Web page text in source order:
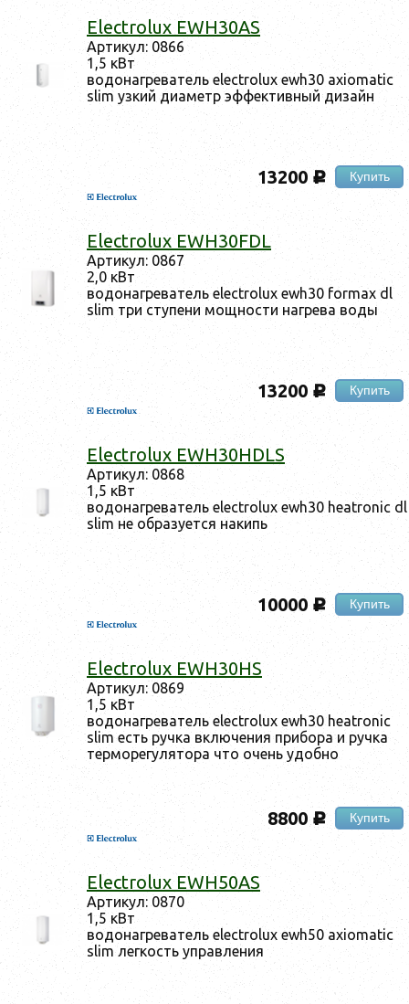
Electrolux EWH30AS
Ар­ти­кул: 0866
1,5 кВт
во­донаг­ре­ватель electrolux ewh30 axiomatic
slim уз­кий ди­аметр эф­фектив­ный ди­зайн
13200 c Купить
Electrolux EWH30FDL
Ар­ти­кул: 0867
2,0 кВт
во­донаг­ре­ватель electrolux ewh30 formax dl
slim три сту­пени мощ­ности наг­ре­ва во­ды
13200 c Купить
Electrolux EWH30HDLS
Ар­ти­кул: 0868
1,5 кВт
во­донаг­ре­ватель electrolux ewh30 heatronic dl
slim не об­ра­зу­ет­ся на­кипь
10000 c Купить
Electrolux EWH30HS
Ар­ти­кул: 0869
1,5 кВт
во­донаг­ре­ватель electrolux ewh30 heatronic
slim есть руч­ка вклю­чения при­бора и руч­ка
тер­мо­регу­лято­ра что очень удоб­но
8800 c Купить
Electrolux EWH50AS
Ар­ти­кул: 0870
1,5 кВт
во­донаг­ре­ватель electrolux ewh50 axiomatic
slim лег­кость уп­равле­ния